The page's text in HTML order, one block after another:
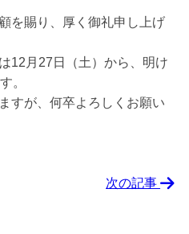
を賜り、厚く御礼申し上げ
12月27日（土）から、明け
。
すが、何卒よろしくお願い
次の記事